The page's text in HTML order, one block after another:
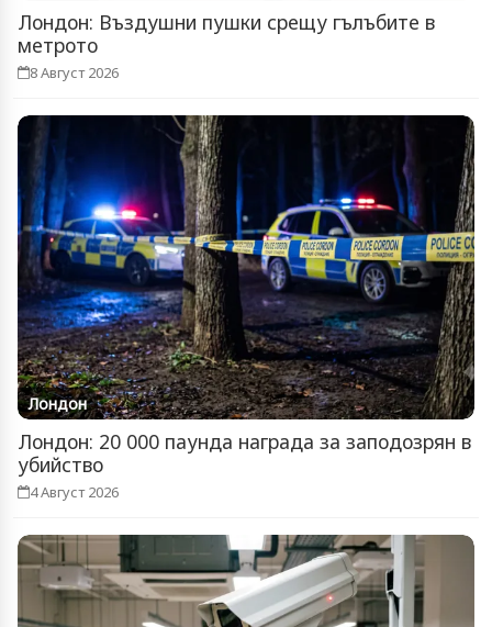
Лондон: Въздушни пушки срещу гълъбите в
метрото
8 Август 2026
Лондон
Лондон: 20 000 паунда награда за заподозрян в
убийство
4 Август 2026